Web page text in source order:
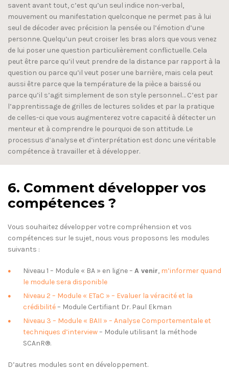
savent avant tout, c’est qu’un seul indice non-verbal,
mouvement ou manifestation quelconque ne permet pas à lui
seul de décoder avec précision la pensée ou l’émotion d’une
personne. Quelqu’un peut croiser les bras alors que vous venez
de lui poser une question particulièrement conflictuelle. Cela
peut être parce qu’il veut prendre de la distance par rapport à la
question ou parce qu’il veut poser une barrière, mais cela peut
aussi être parce que la température de la pièce a baissé ou
parce qu’il s’agit simplement de son style personnel… C’est par
l’apprentissage de grilles de lectures solides et par la pratique
de celles-ci que vous augmenterez votre capacité à détecter un
menteur et à comprendre le pourquoi de son attitude. Le
processus d’analyse et d’interprétation est donc une véritable
compétence à travailler et à développer.
6. Comment développer vos
compétences ?
Vous souhaitez développer votre compréhension et vos
compétences sur le sujet, nous vous proposons les modules
suivants :
Niveau 1 – Module « BA » en ligne – A venir, m’informer quand
le module sera disponible
Niveau 2 – Module « ETaC » – Evaluer la véracité et la
crédibilité– Module Certifiant Dr. Paul Ekman
Niveau 3 – Module « BAII » – Analyse Comportementale et
techniques d’interview– Module utilisant la méthode
SCAnR®.
D’autres modules sont en développement.